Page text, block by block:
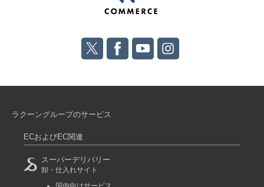
ラクーングループのサービス
ECおよびEC関連
スーパーデリバリー
卸・仕入れサイト